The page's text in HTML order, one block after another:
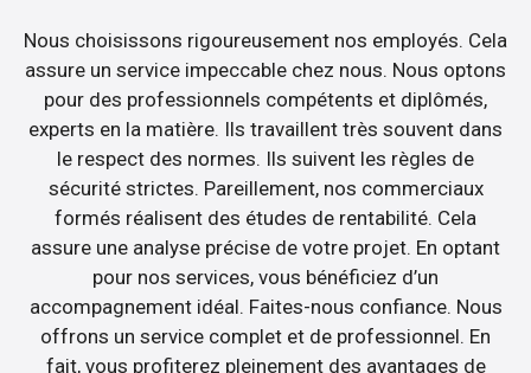
Nous choisissons rigoureusement nos employés. Cela
assure un service impeccable chez nous. Nous optons
pour des professionnels compétents et diplômés,
experts en la matière. Ils travaillent très souvent dans
le respect des normes. Ils suivent les règles de
sécurité strictes. Pareillement, nos commerciaux
formés réalisent des études de rentabilité. Cela
assure une analyse précise de votre projet. En optant
pour nos services, vous bénéficiez d’un
accompagnement idéal. Faites-nous confiance. Nous
offrons un service complet et de professionnel. En
fait, vous profiterez pleinement des avantages de